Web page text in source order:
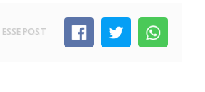
ESSE POST